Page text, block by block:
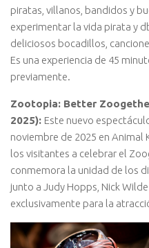
piratas, villanos, bandidos y
experimentar la vida pirata y
deliciosos bocadillos,
Es una experiencia de 45
previamente.
Zootopia: Better
2025): Este nuevo
noviembre de 2025 en Animal
los visitantes a celebrar el
conmemora la unidad de los
junto a Judy Hopps, Nick
exclusivamente para la